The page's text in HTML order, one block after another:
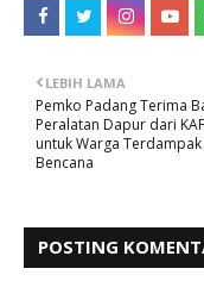
LEBIH LAMA
Pemko Padang Terima
Peralatan Dapur dari
untuk Warga Terdampak
Bencana
POSTING